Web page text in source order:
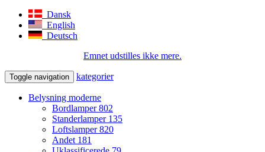
Dansk
English
Deutsch
Emnet udstilles ikke mere.
Toggle navigation kategorier
Belysning moderne
Bordlamper802
Standerlamper 135
Loftslamper820
Andet 181